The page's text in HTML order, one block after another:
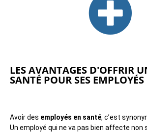
LES AVANTAGES D'OFFRIR
SANTÉ POUR SES EMPLOYÉS
Avoir des employés en santé, c’est
Un employé qui ne va pas bien affecte non